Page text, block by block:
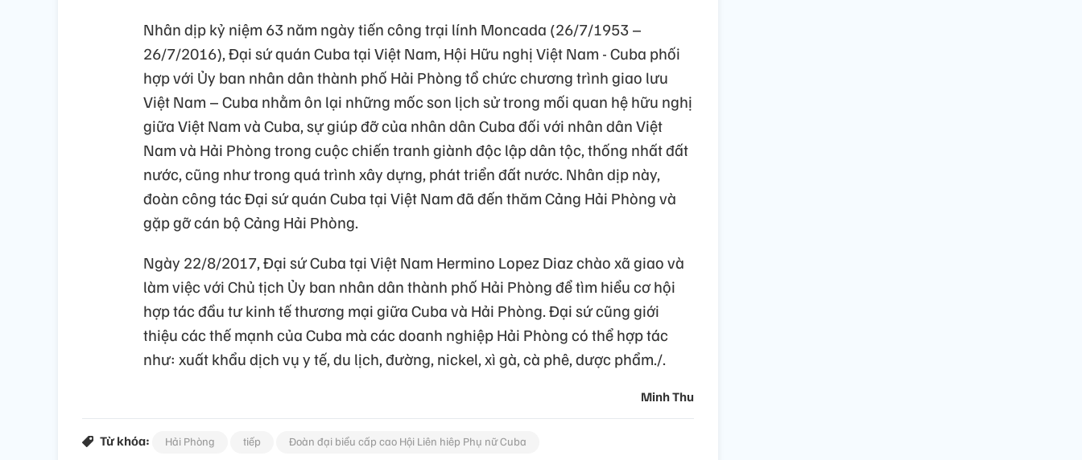
Nhân dịp kỷ niệm 63 năm ngày tiến công trại lính Moncada (26/7/1953 –
26/7/2016), Đại sứ quán Cuba tại Việt Nam, Hội Hữu nghị Việt Nam - Cuba phối
hợp với Ủy ban nhân dân thành phố Hải Phòng tổ chức chương trình giao lưu
Việt Nam – Cuba nhằm ôn lại những mốc son lịch sử trong mối quan hệ hữu nghị
giữa Việt Nam và Cuba, sự giúp đỡ của nhân dân Cuba đối với nhân dân Việt
Nam và Hải Phòng trong cuộc chiến tranh giành độc lập dân tộc, thống nhất đất
nước, cũng như trong quá trình xây dựng, phát triển đất nước. Nhân dịp này,
đoàn công tác Đại sứ quán Cuba tại Việt Nam đã đến thăm Cảng Hải Phòng và
gặp gỡ cán bộ Cảng Hải Phòng.
Ngày 22/8/2017, Đại sứ Cuba tại Việt Nam Hermino Lopez Diaz chào xã giao và
làm việc với Chủ tịch Ủy ban nhân dân thành phố Hải Phòng để tìm hiểu cơ hội
hợp tác đầu tư kinh tế thương mại giữa Cuba và Hải Phòng. Đại sứ cũng giới
thiệu các thế mạnh của Cuba mà các doanh nghiệp Hải Phòng có thể hợp tác
như: xuất khẩu dịch vụ y tế, du lịch, đường, nickel, xì gà, cà phê, dược phẩm./.
Minh Thu
Từ khóa: Hải Phòng tiếp Đoàn đại biểu cấp cao Hội Liên hiêp Phụ nữ Cuba